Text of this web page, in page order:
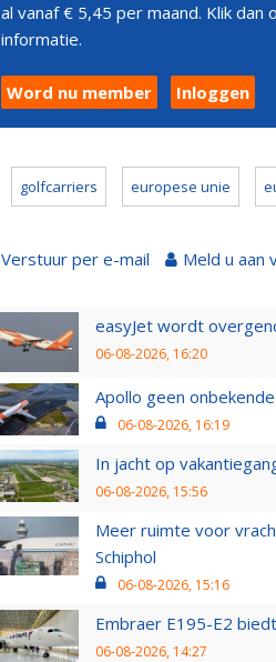
al vanaf € 5,45 per maand. Klik
informatie.
Word nu member Inloggen
golfcarriers europese unie
Verstuur per e-mail Meld u aan
easyJet wordt
06-08-2026, 16:20
Apollo geen
06-08-2026, 16:19
In jacht op
06-08-2026, 15:56
Meer ruimte voor
Schiphol
06-08-2026, 15:16
Embraer E195-E2
06-08-2026, 14:27